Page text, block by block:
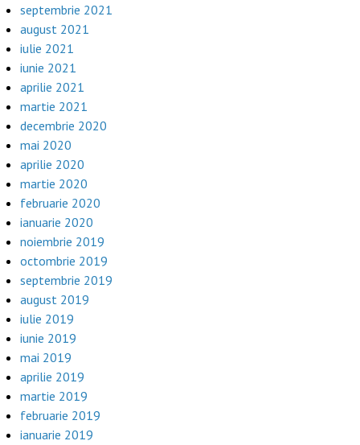
septembrie 2021
august 2021
iulie 2021
iunie 2021
aprilie 2021
martie 2021
decembrie 2020
mai 2020
aprilie 2020
martie 2020
februarie 2020
ianuarie 2020
noiembrie 2019
octombrie 2019
septembrie 2019
august 2019
iulie 2019
iunie 2019
mai 2019
aprilie 2019
martie 2019
februarie 2019
ianuarie 2019